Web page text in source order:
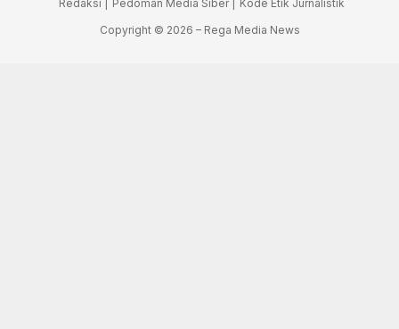
Redaksi | Pedoman Media Siber |
Kode Etik Jurnalistik
Copyright © 2026 – Rega Media News